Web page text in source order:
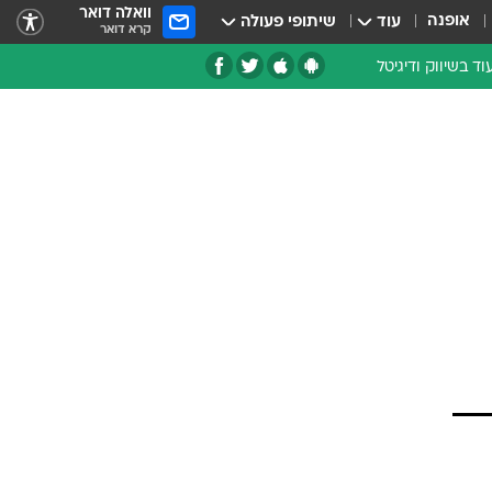
אופנה עוד שיתופי פעולה וואלה דואר
קרא דואר
בשיווק ודיגיטל